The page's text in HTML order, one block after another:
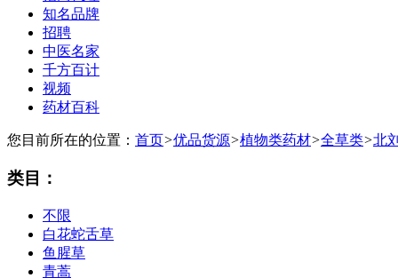
知名品牌
招聘
中医名家
千方百计
视频
药材百科
您目前所在的位置： 首页>优品货源>植物类药材>全草类>北
类目：
不限
白花蛇舌草
鱼腥草
青蒿